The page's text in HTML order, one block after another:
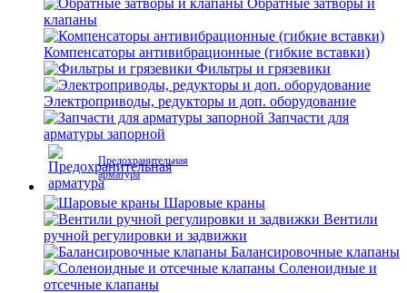
Обратные затворы и
клапаны
Компенсаторы антивибрационные (гибкие вставки)
Фильтры и грязевики
Электроприводы, редукторы и доп. оборудование
Запчасти для
арматуры запорной
Предохранительная
арматура
Шаровые краны
Вентили
ручной регулировки и задвижки
Балансировочные клапаны
Соленоидные и
отсечные клапаны